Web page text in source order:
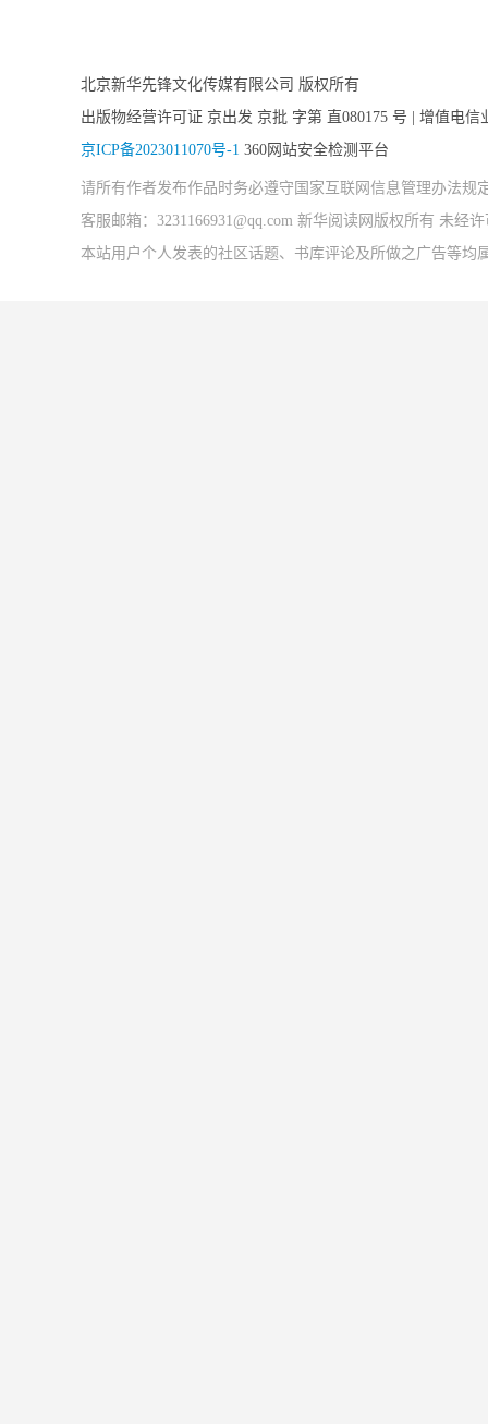
北京新华先锋文化传媒有限公司 版权所有
出版物经营许可证 京出发 京批 字第 直080175 号 | 增值电信
京ICP备2023011070号-1 360网站安全检测平台
请所有作者发布作品时务必遵守国家互联网信息管理办法
客服邮箱：3231166931@qq.com 新华阅读网版权所有 未经
本站用户个人发表的社区话题、书库评论及所做之广告等均